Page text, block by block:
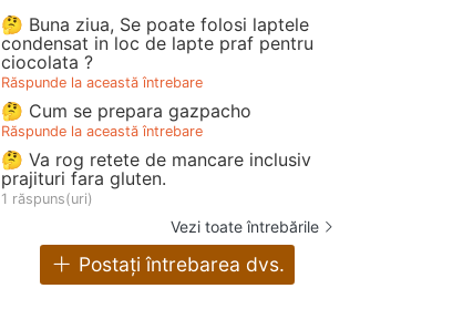
🤔 Buna ziua, Se poate folosi laptele
condensat in loc de lapte praf pentru
ciocolata ?
Răspunde la această întrebare
🤔 Cum se prepara gazpacho
Răspunde la această întrebare
🤔 Va rog retete de mancare inclusiv
prajituri fara gluten.
1 răspuns(uri)
Vezi toate întrebările
Postați întrebarea dvs.